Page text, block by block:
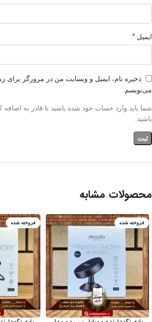
ایمیل *
ذخیره نام، ایمیل و وبسایت من در مرورگر برای
می‌نویسم.
شما باید وارد حساب خود شده باشید تا قادر به
باشید.
محصولات مشابه
فروخته شده فروخته شده